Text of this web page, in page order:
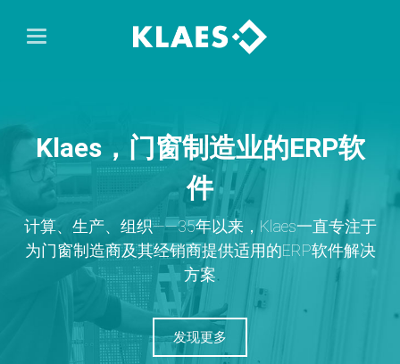
Klaes，门窗制造业的ERP软
件
计算、生产、组织——35年以来，Klaes一直专注于
为门窗制造商及其经销商提供适用的ERP软件解决
方案
发现更多